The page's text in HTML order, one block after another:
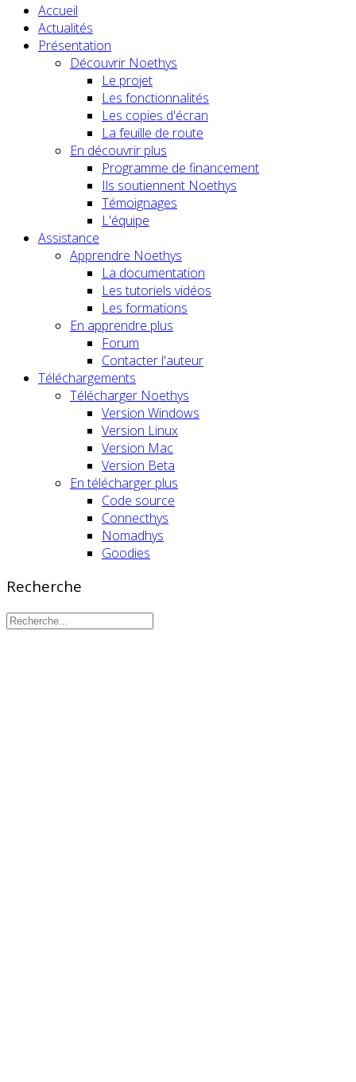
Accueil
Actualités
Présentation
Découvrir Noethys
Le projet
Les fonctionnalités
Les copies d'écran
La feuille de route
En découvrir plus
Programme de financement
Ils soutiennent Noethys
Témoignages
L'équipe
Assistance
Apprendre Noethys
La documentation
Les tutoriels vidéos
Les formations
En apprendre plus
Forum
Contacter l'auteur
Téléchargements
Télécharger Noethys
Version Windows
Version Linux
Version Mac
Version Beta
En télécharger plus
Code source
Connecthys
Nomadhys
Goodies
Recherche